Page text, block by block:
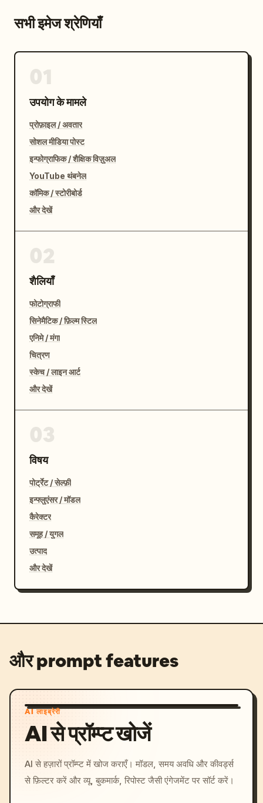
सभी इमेज श्रेणियाँ
उपयोग के मामले
प्रोफ़ाइल / अवतार
सोशल मीडिया पोस्ट
इन्फोग्राफिक / शैक्षिक विज़ुअल
YouTube थंबनेल
कॉमिक / स्टोरीबोर्ड
और देखें
शैलियाँ
फोटोग्राफी
सिनेमैटिक / फ़िल्म स्टिल
एनिमे / मंगा
चित्रण
स्केच / लाइन आर्ट
और देखें
विषय
पोर्ट्रेट / सेल्फ़ी
इन्फ्लुएंसर / मॉडल
कैरेक्टर
समूह / युगल
उत्पाद
और देखें
और prompt features
AI लाइब्रेरी
AI से प्रॉम्प्ट खोजें
AI से हज़ारों प्रॉम्प्ट में खोज कराएँ। मॉडल, समय अवधि और कीवर्ड्स
से फ़िल्टर करें और व्यू, बुकमार्क, रिपोस्ट जैसी एंगेजमेंट पर सॉर्ट करें।